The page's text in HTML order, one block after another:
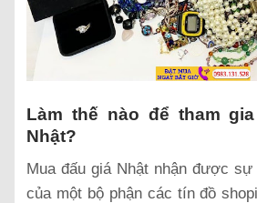
Làm thế nào để tham
Nhật?
Mua đấu giá Nhật nhận được
của một bộ phận các tín đồ